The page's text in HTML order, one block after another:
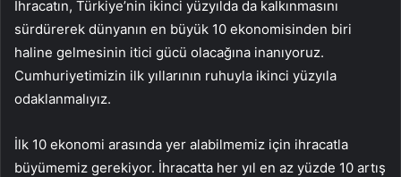
İhracatın, Türkiye’nin ikinci yüzyılda da kalkınmasını
sürdürerek dünyanın en büyük 10 ekonomisinden biri
haline gelmesinin itici gücü olacağına inanıyoruz.
Cumhuriyetimizin ilk yıllarının ruhuyla ikinci yüzyıla
odaklanmalıyız.
İlk 10 ekonomi arasında yer alabilmemiz için ihracatla
büyümemiz gerekiyor. İhracatta her yıl en az yüzde 10 artış